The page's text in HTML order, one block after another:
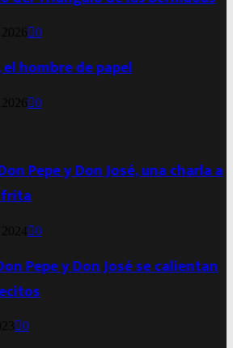
2026 0
hombre de papel
2026 0
Pepe y Don José, una charla a
2024 0
Pepe y Don José se calientan
0